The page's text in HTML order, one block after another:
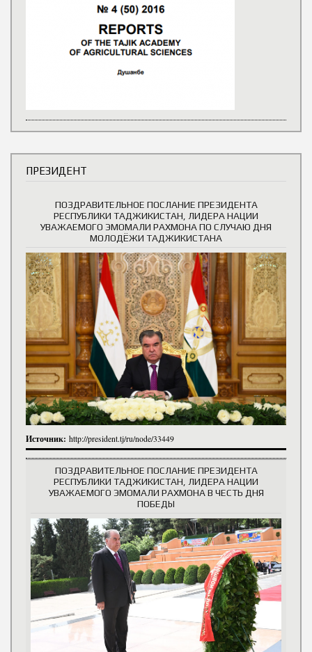
ПРЕЗИДЕНТ
ПОЗДРАВИТЕЛЬНОЕ ПОСЛАНИЕ ПРЕЗИДЕНТА
РЕСПУБЛИКИ ТАДЖИКИСТАН, ЛИДЕРА НАЦИИ
УВАЖАЕМОГО ЭМОМАЛИ РАХМОНА ПО СЛУЧАЮ ДНЯ
МОЛОДЁЖИ ТАДЖИКИСТАНА
Источник: http://president.tj/ru/node/33449
ПОЗДРАВИТЕЛЬНОЕ ПОСЛАНИЕ ПРЕЗИДЕНТА
РЕСПУБЛИКИ ТАДЖИКИСТАН, ЛИДЕРА НАЦИИ
УВАЖАЕМОГО ЭМОМАЛИ РАХМОНА В ЧЕСТЬ ДНЯ
ПОБЕДЫ